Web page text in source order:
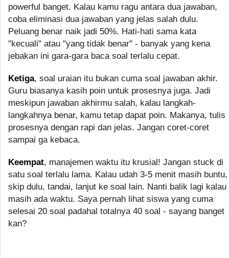
powerful banget. Kalau kamu ragu antara dua jawaban,
coba eliminasi dua jawaban yang jelas salah dulu.
Peluang benar naik jadi 50%. Hati-hati sama kata
"kecuali" atau "yang tidak benar" - banyak yang kena
jebakan ini gara-gara baca soal terlalu cepat.
Ketiga, soal uraian itu bukan cuma soal jawaban akhir.
Guru biasanya kasih poin untuk prosesnya juga. Jadi
meskipun jawaban akhirmu salah, kalau langkah-
langkahnya benar, kamu tetap dapat poin. Makanya, tulis
prosesnya dengan rapi dan jelas. Jangan coret-coret
sampai ga kebaca.
Keempat, manajemen waktu itu krusial! Jangan stuck di
satu soal terlalu lama. Kalau udah 3-5 menit masih buntu,
skip dulu, tandai, lanjut ke soal lain. Nanti balik lagi kalau
masih ada waktu. Saya pernah lihat siswa yang cuma
selesai 20 soal padahal totalnya 40 soal - sayang banget
kan?